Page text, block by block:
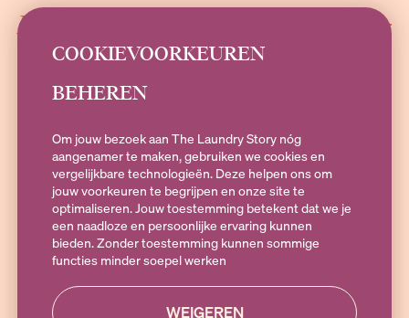
INFORMATIE
SOCIALS
Heb je vragen?
Stuur een e-mail naarhallo@theLaundryStory.nlof Whatsapp naar
+316 19 79 25 10. Bereikbaar op Maandag t/m vrijdag 09:00-17:00
COOKIEVOORKEUREN
BEHEREN
Om jouw bezoek aan The Laundry Story nóg
aangenamer te maken, gebruiken we cookies en
vergelijkbare technologieën. Deze helpen ons om
jouw voorkeuren te begrijpen en onze site te
optimaliseren. Jouw toestemming betekent dat we je
een naadloze en persoonlijke ervaring kunnen
bieden. Zonder toestemming kunnen sommige
functies minder soepel werken
WEIGEREN